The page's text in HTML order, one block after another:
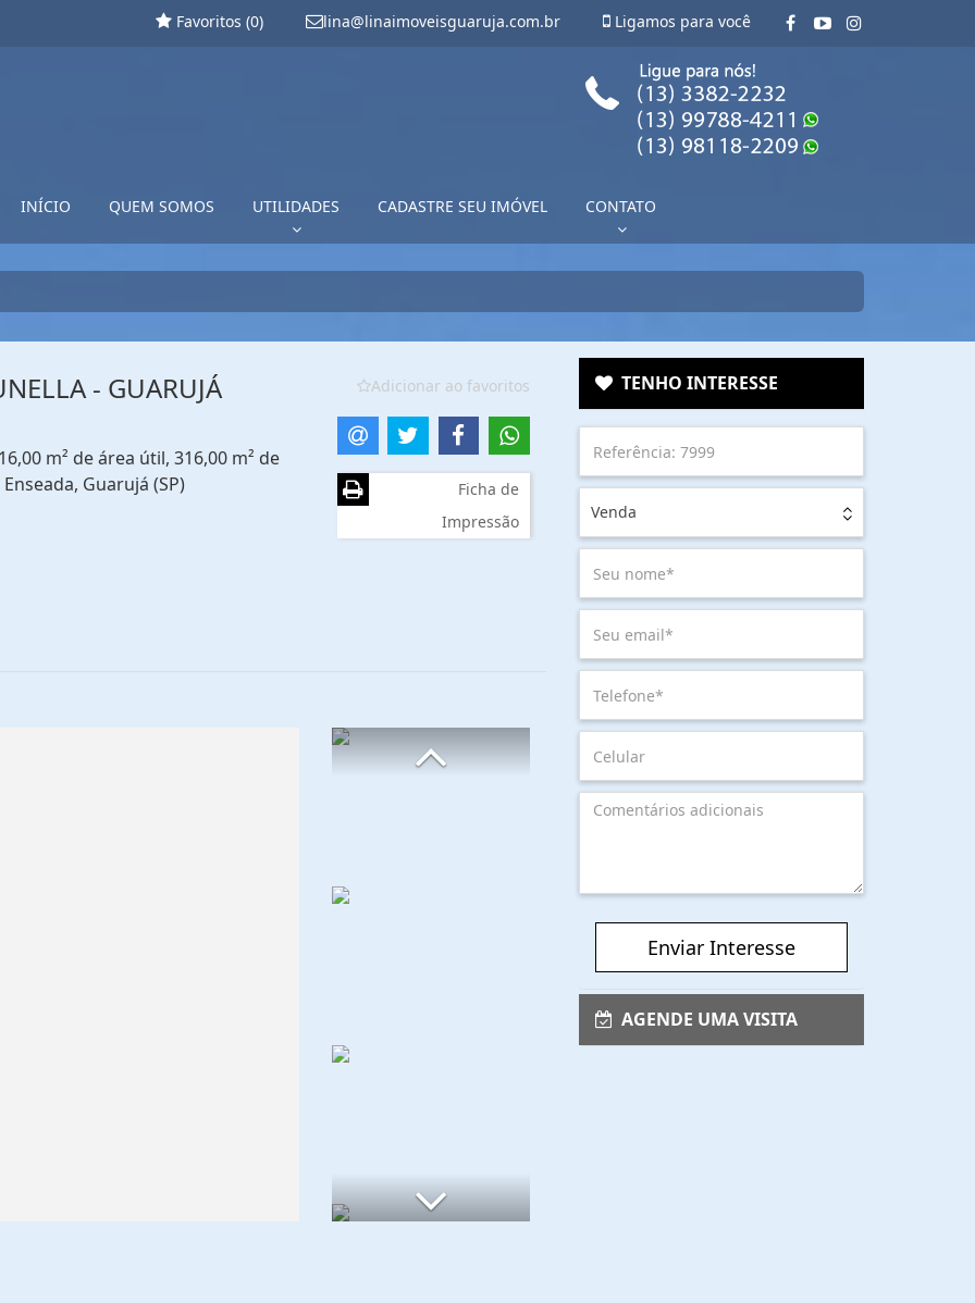
Ligamos para você
lina@linaimoveisguaruja.com.br
Favoritos (0)
INÍCIO QUEM SOMOS UTILIDADES CADASTRE SEU IMÓVEL CONTATO
- GUARUJÁ
m² de área útil, 316,00 m² de
Guarujá (SP)
Adicionar ao favoritos
Ficha de
Impressão
TENHO INTERESSE
Venda
Enviar Interesse
AGENDE UMA VISITA